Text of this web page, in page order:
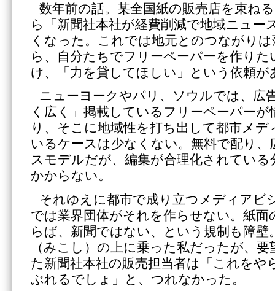
数年前の話。某全国紙の販売店を束ね
ら「新聞社本社が経費削減で地域ニュー
くなった。これでは地元とのつながり
ら、自分たちでフリーペーパーを作り
け、「力を貸してほしい」という依頼が
ニューヨークやパリ、ソウルでは、広
く広く」掲載しているフリーペーパー
り、そこに地域性を打ち出して都市メ
いるケースは少なくない。無料で配り、
スモデルだが、編集が合理化されてい
かからない。
それゆえに都市で成り立つメディアビ
では業界団体がそれを作らせない。紙面
らば、新聞ではない、という規制も障壁
（みこし）の上に乗った私だったが、
た新聞社本社の販売担当者は「これをや
ぶれるでしょ」と、つれなかった。